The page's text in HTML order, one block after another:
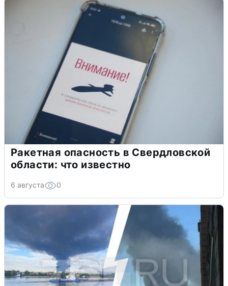
Ракетная опасность в Свердловской
области: что известно
6 августа 0